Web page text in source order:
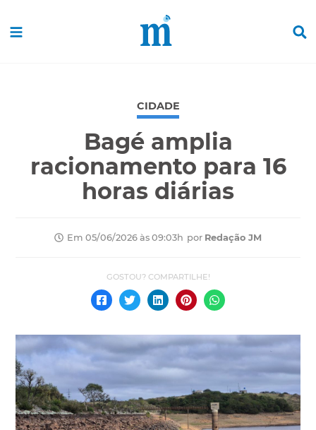
CIDADE
Bagé amplia
racionamento para 16
horas diárias
Em 05/06/2026 às 09:03h por Redação JM